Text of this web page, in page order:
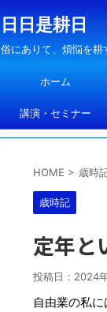
日日是耕日
俗にありて、煩悩を耕
ホーム
講演・セミナー
HOME > 歳時
歳時記
定年と
投稿日：2024
自由業の私に